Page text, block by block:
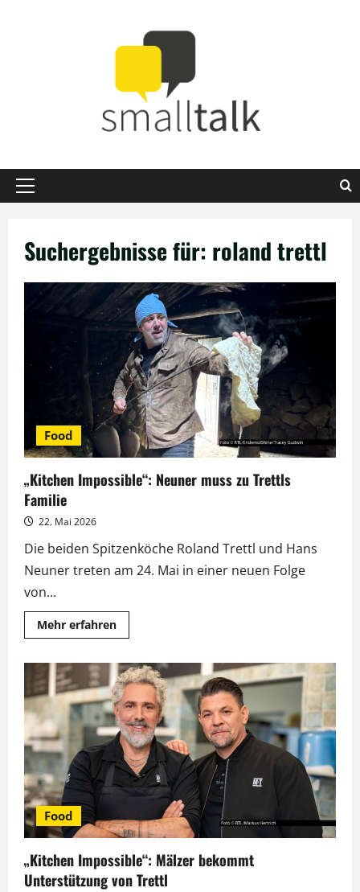
Primäres
Suchergebnisse für: roland trettl
Food
„Kitchen Impossible“: Neuner muss zu Trettls
Familie
22. Mai 2026
Die beiden Spitzenköche Roland Trettl und Hans
Neuner treten am 24. Mai in einer neuen Folge
von...
Mehr erfahrenMehr
Informationen
Impossible“:
Neuner
muss
zu
Trettls
Familie
Food
„Kitchen Impossible“: Mälzer bekommt
Unterstützung von Trettl